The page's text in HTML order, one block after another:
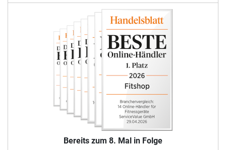
Bereits zum 8. Mal in Folge